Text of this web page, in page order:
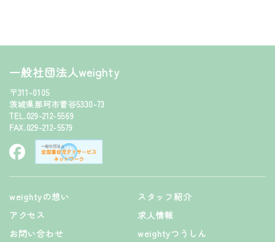
一般社団法人weighty
〒311-0105
茨城県那珂市菅谷5330-73
TEL.029-212-5569
FAX.029-212-5579
weightyの想い
スタッフ紹介
アクセス
求人情報
お問い合わせ
weightyつうしん